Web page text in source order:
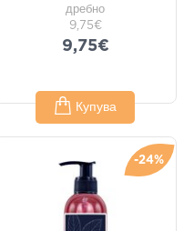
дребно
9,75€
9,75€
Купува
-24%